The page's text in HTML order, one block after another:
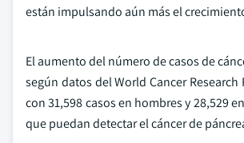
están impulsando aún más el
El aumento del número de casos de
según datos del World Cancer
con 31,598 casos en hombres y 28,529
que puedan detectar el cáncer de